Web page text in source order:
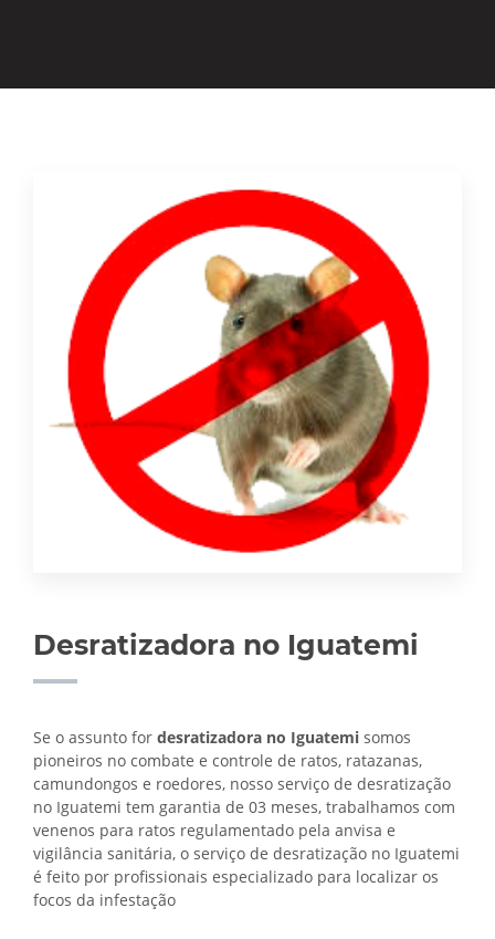
Desratizadora no Iguatemi
Se o assunto for desratizadora no Iguatemi somos
pioneiros no combate e controle de ratos, ratazanas,
camundongos e roedores, nosso serviço de desratização
no Iguatemi tem garantia de 03 meses, trabalhamos com
venenos para ratos regulamentado pela anvisa e
vigilância sanitária, o serviço de desratização no Iguatemi
é feito por profissionais especializado para localizar os
focos da infestação